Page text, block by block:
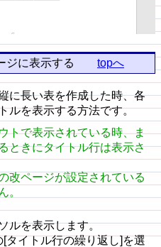
ジに表示する topへ
に長い表を作成した時、各
ルを表示する方法です。
トで表示されている時、ま
ときにタイトル行は表示さ
改ページが設定されている
。
ルを表示します。
タイトル行の繰り返し]を選